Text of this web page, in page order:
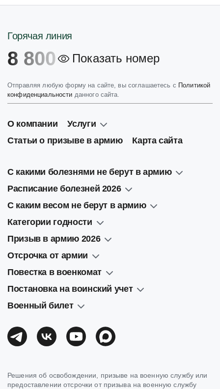
Горячая линия
8 800 Показать номер
Отправляя любую форму на сайте, вы соглашаетесь с Политикой
конфиденциальности данного сайта.
О компании
Услуги
Статьи о призыве в армию
Карта сайта
С какими болезнями не берут в армию
Расписание болезней 2026
С каким весом не берут в армию
Категории годности
Призыв в армию 2026
Отсрочка от армии
Повестка в военкомат
Постановка на воинский учет
Военный билет
Решения об освобождении, призыве на военную службу или
предоставлении отсрочки от призыва на военную службу